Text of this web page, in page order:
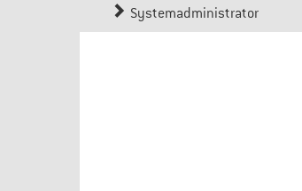
Systemadministrator